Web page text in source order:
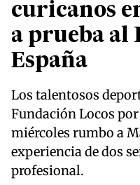
curicanos
a prueba al
España
Los talentosos
Fundación Locos
miércoles rumbo a
experiencia de dos
profesional.